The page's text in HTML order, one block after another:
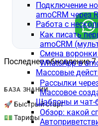
Подключение
amoCRM через
Работа с
Как писать
amoCRM
Смена воронки
WhatsApp в
Массовые
Рассылки
Массовое
Шаблоны и чат-
Обзор: какой
Последнее обновление7
БАЗА ЗНАНИЙ
🚀 Быстрый старт
💵 Тарифы